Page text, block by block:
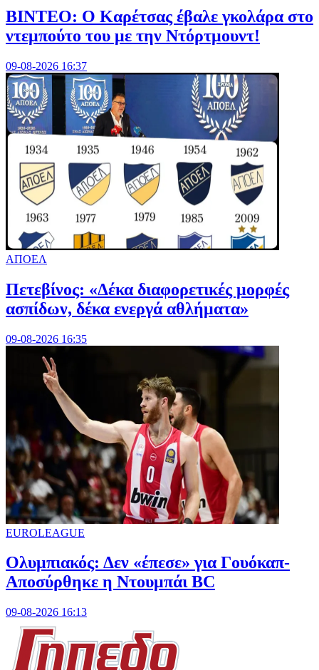
ΒΙΝΤΕΟ: Ο Καρέτσας έβαλε γκολάρα στο
ντεμπούτο του με την Ντόρτμουντ!
09-08-2026 16:37
ΑΠΟΕΛ
Πετεβίνος: «Δέκα διαφορετικές μορφές
ασπίδων, δέκα ενεργά αθλήματα»
09-08-2026 16:35
EUROLEAGUE
Ολυμπιακός: Δεν «έπεσε» για Γουόκαπ-
Αποσύρθηκε η Ντουμπάι BC
09-08-2026 16:13